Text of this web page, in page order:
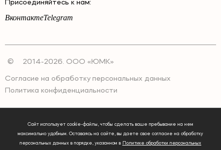
Присоединяйтесь к нам:
ВконтактеTelegram
© 2014-2026. ООО «ЮМК»
Согласие на обработку персональных данных
Политика конфиденциальности
Сайт использует cookie-файлы, чтобы сделать ваше пребывание на нем
максимально удобным. Оставаясь на сайте, вы даете свое согласие на обработку
персональных данных в порядке, указанном в Политике обработки персональных